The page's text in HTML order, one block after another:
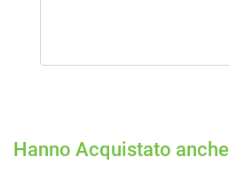
Hanno Acquistato anche